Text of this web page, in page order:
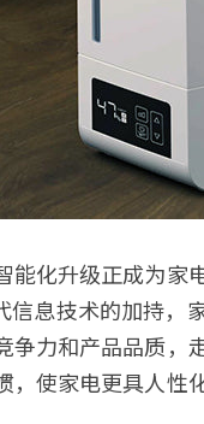
化升级正成为家
息技术的加持，
力和产品品质，
使家电更具人性